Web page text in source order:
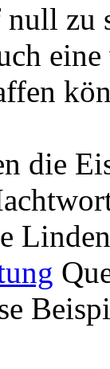
null zu
die